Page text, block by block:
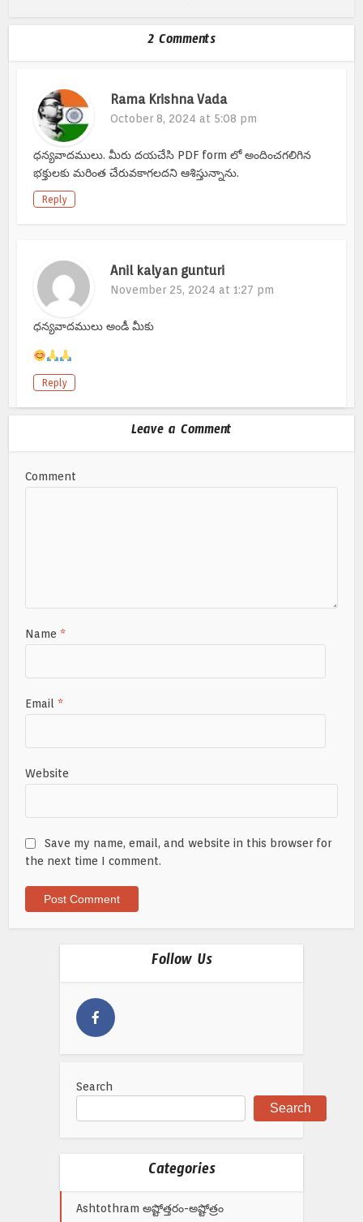
2 Comments
Rama Krishna Vada
October 8, 2024 at 5:08 pm
ధన్యవాదములు. మీరు దయచేసి PDF form లో అందించగలిగిన
భక్తులకు మరింత చేరువకాగలదని ఆశిస్తున్నాను.
Reply
Anil kalyan gunturi
November 25, 2024 at 1:27 pm
ధన్యవాదములు అండీ మీకు
Reply
Leave a Comment
Comment
Name*
Email*
Website
Save my name, email, and website in this browser for
the next time I comment.
Follow Us
Search
Search
Categories
Ashtothram అష్టోత్తరం-అష్టోత్రం